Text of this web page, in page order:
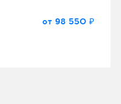
от 98 550 ₽